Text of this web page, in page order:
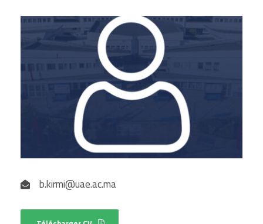
b.kirmi@uae.ac.ma